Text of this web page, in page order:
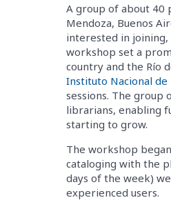
A group of about 40
Mendoza, Buenos
interested in joining,
workshop set a
country and the Río
Instituto Nacional de
sessions. The group
librarians, enabling
starting to grow.
The workshop
cataloging with the
days of the week)
experienced users.